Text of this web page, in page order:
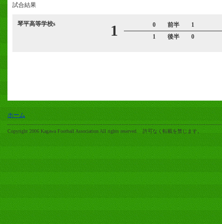
試合結果
琴平高等学校s 1
0 前半 1
1 後半 0
ホーム
Copyright 2006 Kagawa Football Association All rights reserved. 許可なく転載を禁じます。